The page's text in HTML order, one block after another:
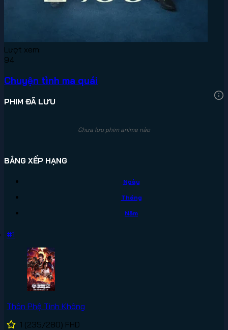
Lượt xem:
94
Chuyện tình ma quái
PHIM ĐÃ LƯU
Chưa lưu phim anime nào
BẢNG XẾP HẠNG
Ngày
Tháng
Năm
#1
Thôn Phệ Tinh Không
1 (235/280) FHD